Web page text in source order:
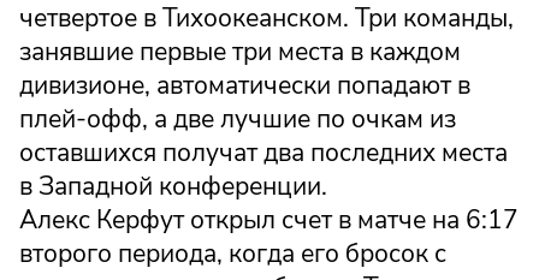
четвертое в Тихоокеанском. Три команды,
занявшие первые три места в каждом
дивизионе, автоматически попадают в
плей-офф, а две лучшие по очкам из
оставшихся получат два последних места
в Западной конференции.
Алекс Керфут открыл счет в матче на 6:17
второго периода, когда его бросок с